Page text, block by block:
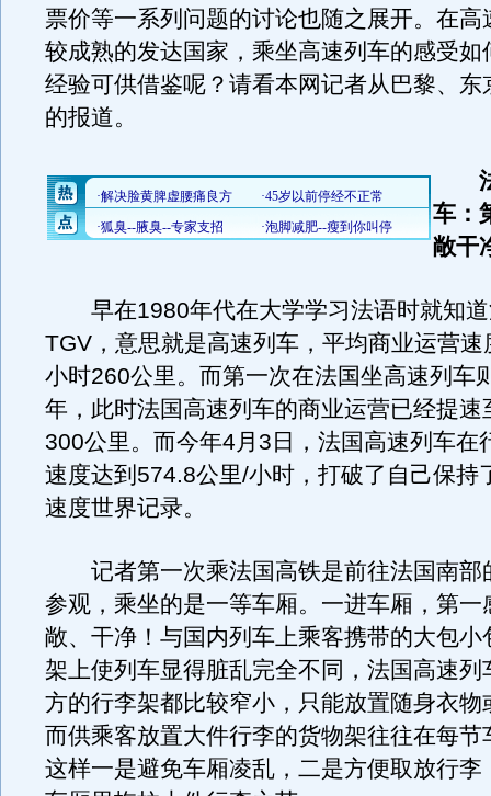
票价等一系列问题的讨论也随之展开。在高
较成熟的发达国家，乘坐高速列车的感受如
经验可供借鉴呢？请看本网记者从巴黎、东
的报道。
车：
敞干
早在1980年代在大学学习法语时就知道
TGV，意思就是高速列车，平均商业运营速
小时260公里。而第一次在法国坐高速列车
年，此时法国高速列车的商业运营已经提速
300公里。而今年4月3日，法国高速列车在
速度达到574.8公里/小时，打破了自己保持
速度世界记录。
记者第一次乘法国高铁是前往法国南部
参观，乘坐的是一等车厢。一进车厢，第一
敞、干净！与国内列车上乘客携带的大包小
架上使列车显得脏乱完全不同，法国高速列
方的行李架都比较窄小，只能放置随身衣物
而供乘客放置大件行李的货物架往往在每节
这样一是避免车厢凌乱，二是方便取放行李